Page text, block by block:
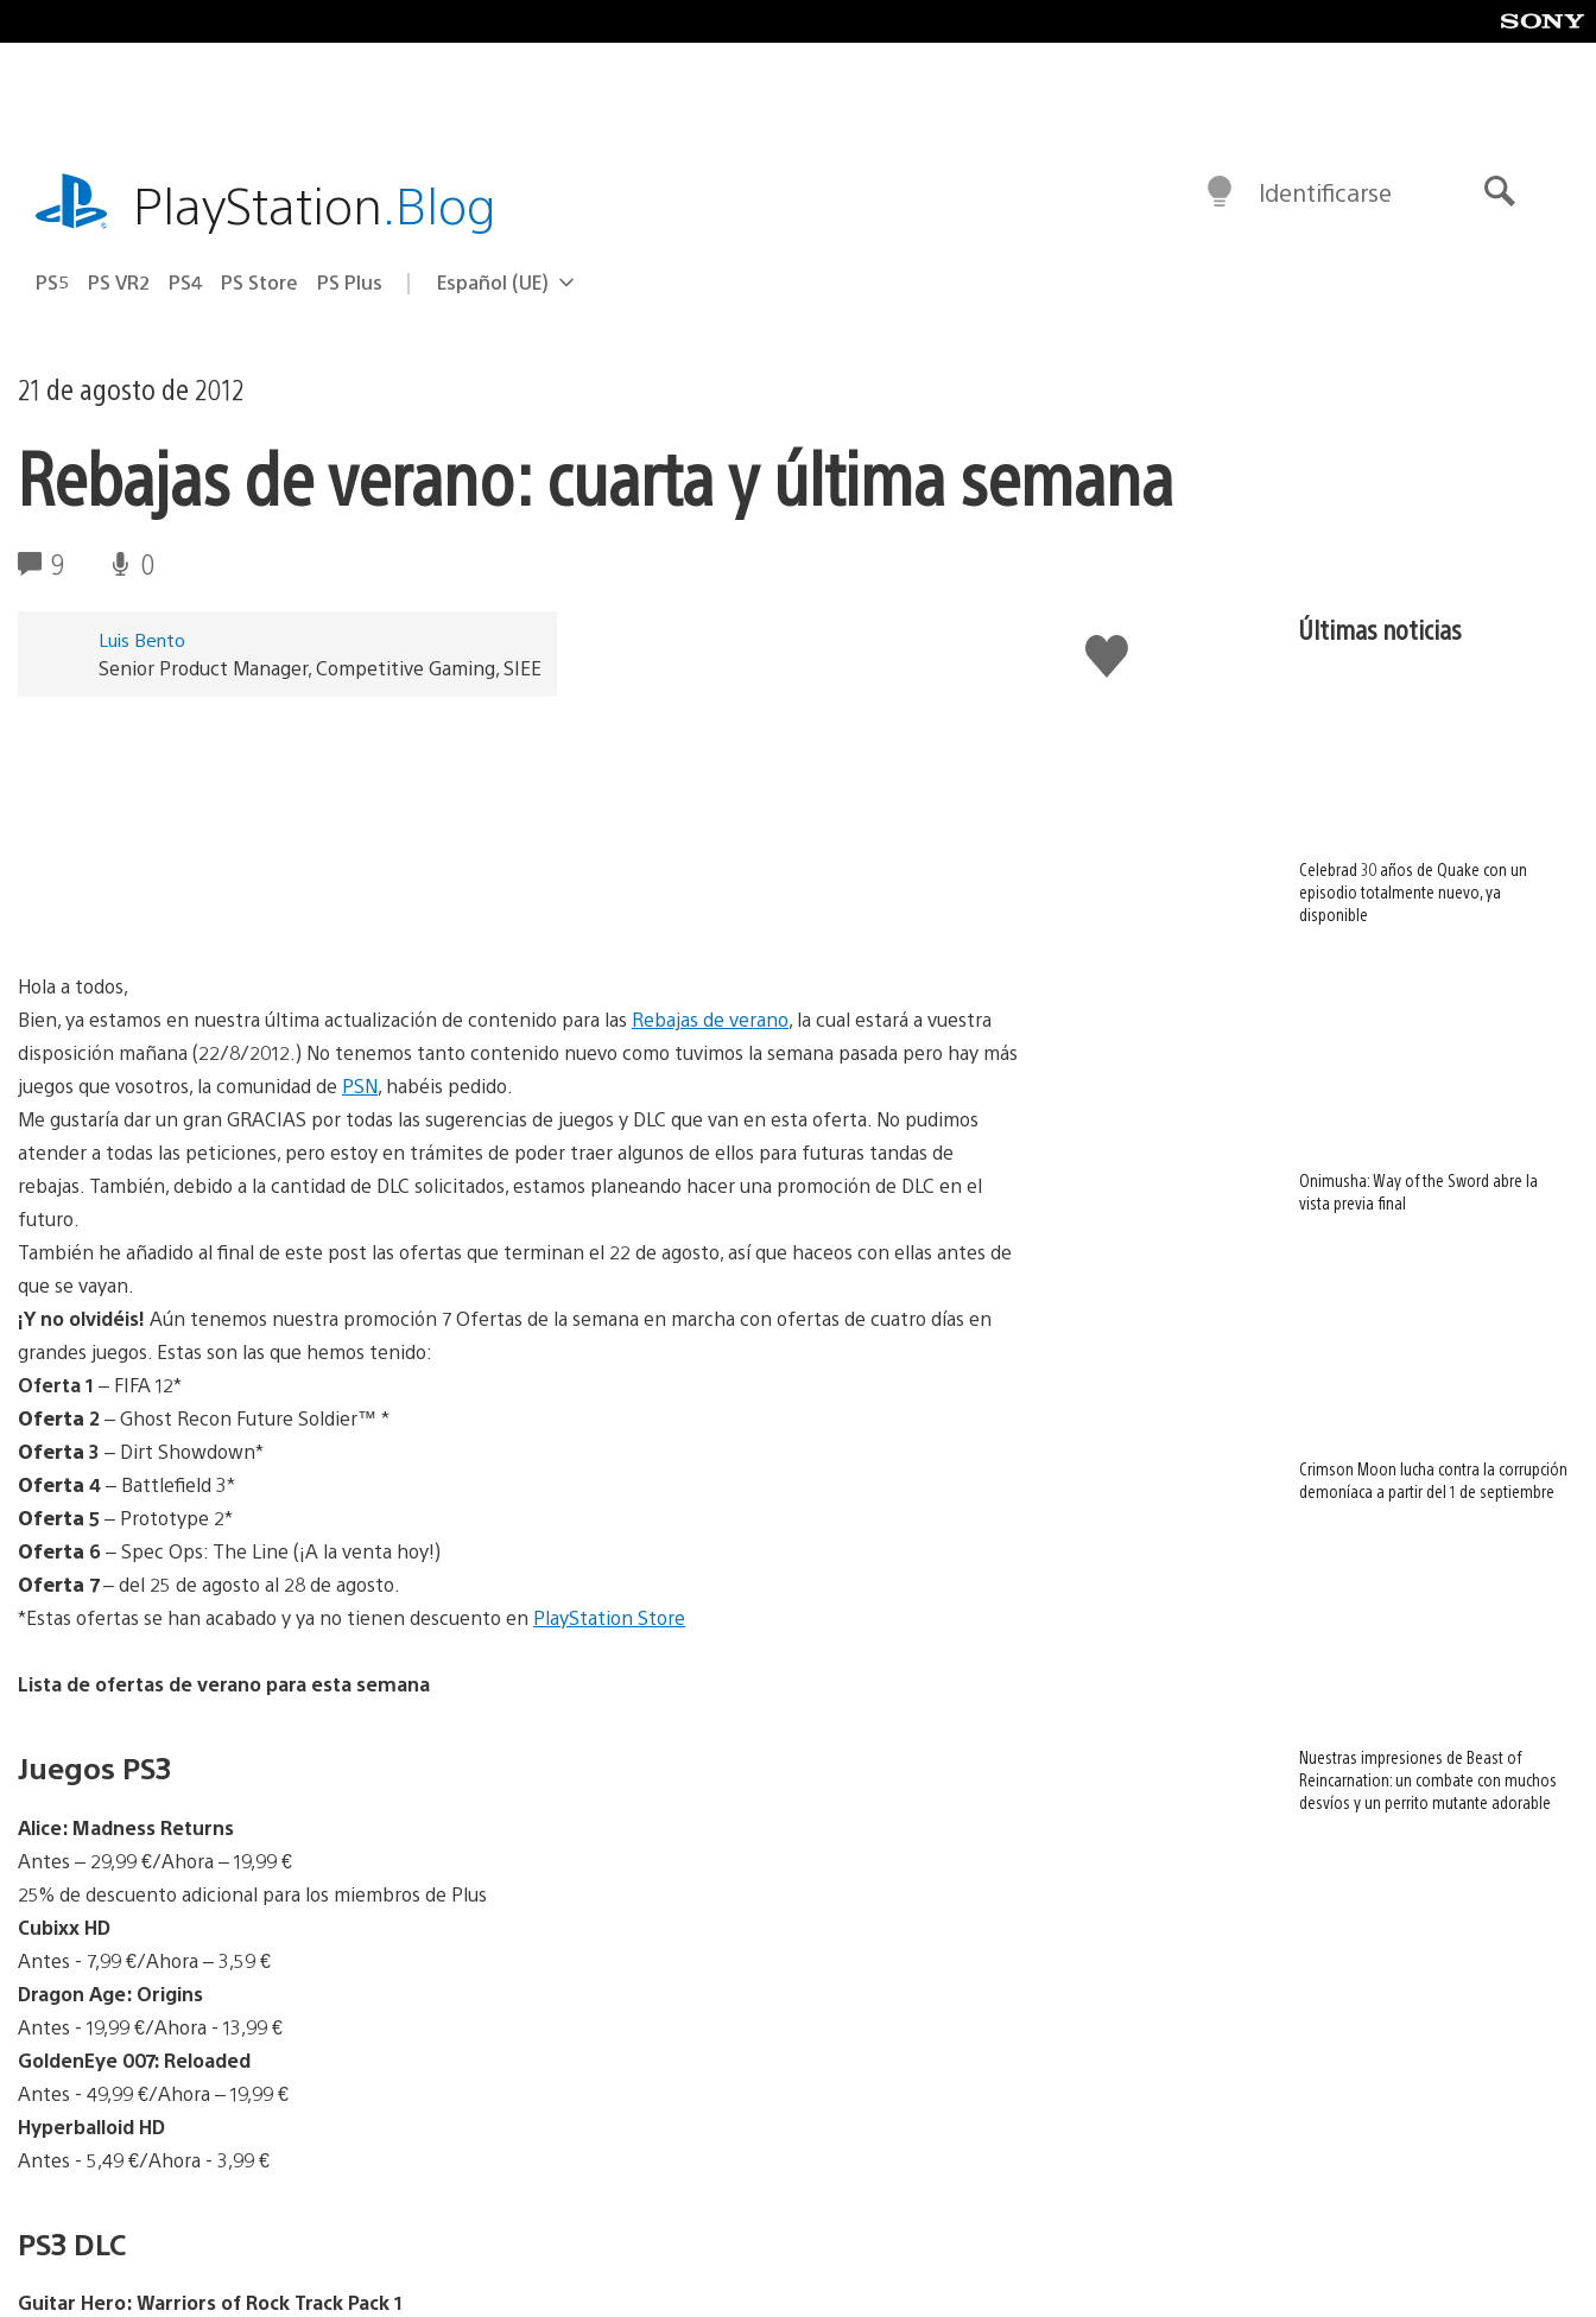
al
playstation.comPlayStation.Blog
PS5 PS VR2 PS4 PS Store PS Plus Selecciona
Región
Español (UE)
Identificarse
21 de agosto de 2012
Rebajas de verano: cuarta y última semana
9 0
Me
gusta
Luis Bento
Senior Product Manager, Competitive Gaming, SIEE
Hola a todos,
Bien, ya estamos en nuestra última actualización de contenido para las Rebajas de verano, la cual estará a vuestra
disposición mañana (22/8/2012.) No tenemos tanto contenido nuevo como tuvimos la semana pasada pero hay más
juegos que vosotros, la comunidad de PSN, habéis pedido.
Me gustaría dar un gran GRACIAS por todas las sugerencias de juegos y DLC que van en esta oferta. No pudimos
atender a todas las peticiones, pero estoy en trámites de poder traer algunos de ellos para futuras tandas de
rebajas. También, debido a la cantidad de DLC solicitados, estamos planeando hacer una promoción de DLC en el
futuro.
También he añadido al final de este post las ofertas que terminan el 22 de agosto, así que haceos con ellas antes de
que se vayan.
¡Y no olvidéis! Aún tenemos nuestra promoción 7 Ofertas de la semana en marcha con ofertas de cuatro días en
grandes juegos. Estas son las que hemos tenido:
Oferta 1 – FIFA 12*
Oferta 2– Ghost Recon Future Soldier™ *
Oferta 3 – Dirt Showdown*
Oferta 4– Battlefield 3*
Oferta 5 – Prototype 2*
Oferta 6 – Spec Ops: The Line (¡A la venta hoy!)
Oferta 7– del 25 de agosto al 28 de agosto.
*Estas ofertas se han acabado y ya no tienen descuento en PlayStation Store
Lista de ofertas de verano para esta semana
Juegos PS3
Alice: Madness Returns
Antes – 29,99 €/Ahora – 19,99 €
25% de descuento adicional para los miembros de Plus
Cubixx HD
Antes - 7,99 €/Ahora – 3,59 €
Dragon Age: Origins
Antes - 19,99 €/Ahora - 13,99 €
GoldenEye 007: Reloaded
Antes - 49,99 €/Ahora – 19,99 €
Hyperballoid HD
Antes - 5,49 €/Ahora - 3,99 €
PS3 DLC
Guitar Hero: Warriors of Rock Track Pack 1
Últimas noticias
Celebrad 30 años de Quake con un
episodio totalmente nuevo, ya
disponible
Onimusha: Way of the Sword abre la
vista previa final
Crimson Moon lucha contra la corrupción
demoníaca a partir del 1 de septiembre
Nuestras impresiones de Beast of
Reincarnation: un combate con muchos
desvíos y un perrito mutante adorable